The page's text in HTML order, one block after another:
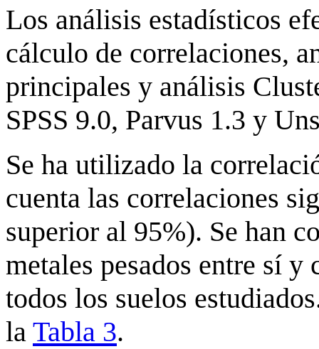
Los análisis estadísticos
cálculo de correlaciones,
principales y análisis
SPSS 9.0, Parvus 1.3 y
Se ha utilizado la
cuenta las correlaciones
superior al 95%). Se han
metales pesados entre sí y
todos los suelos
la Tabla 3.